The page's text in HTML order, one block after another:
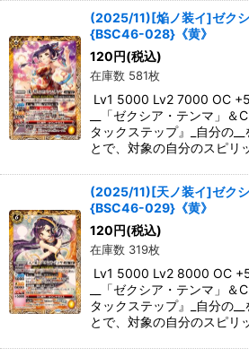
(2025/11)[焔ノ装イ]ゼクシ
{BSC46-028}《黄》
120 円(税込)
在庫数 581枚
Lv1 5000 Lv2 7000 OC
__「ゼクシア・テンマ」＆
タックステップ』_自分の
とで、対象の自分のスピリ
(2025/11)[天ノ装イ]ゼクシ
{BSC46-029}《黄》
120 円(税込)
在庫数 319枚
Lv1 5000 Lv2 8000 OC
__「ゼクシア・テンマ」＆
タックステップ』_自分の
とで、対象の自分のスピリ